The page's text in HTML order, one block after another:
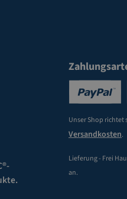
Unser Shop richtet
Versandkosten.
Lieferung - Frei
an.